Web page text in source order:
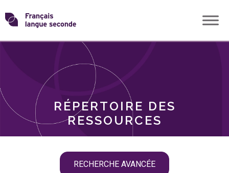
Skip
toTransformons
langue
RÉPERTOIRE DES
RESSOURCES
RECHERCHE AVANCÉE
THÈMES